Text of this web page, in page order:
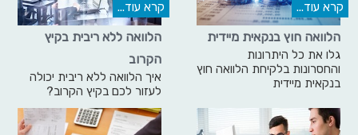
קרא עוד...
הלוואה חוץ בנקאית מיידית
גלו את כל היתרונות
והחסרונות בלקיחת הלוואה חוץ
בנקאית מיידית
קרא עוד...
הלוואה ללא ריבית בקיץ
הקרוב
איך הלוואה ללא ריבית יכולה
לעזור לכם בקיץ הקרוב?